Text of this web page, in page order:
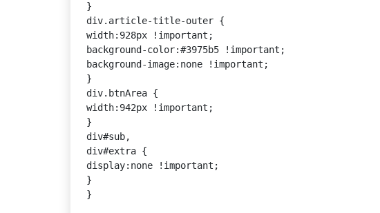
}
div.article-title-outer {
width:928px !important;
background-color:#3975b5 !important;
background-image:none !important;
}
div.btnArea {
width:942px !important;
}
div#sub,
div#extra {
display:none !important;
}
}